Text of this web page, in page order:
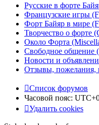
Русские в форте
Французские игры
Форт Байяр в мире
Творчество о форте
Около Форта
Свободное общение
Новости и
Отзывы, пожелания,
Список форумов
Часовой пояс:
Удалить cookies